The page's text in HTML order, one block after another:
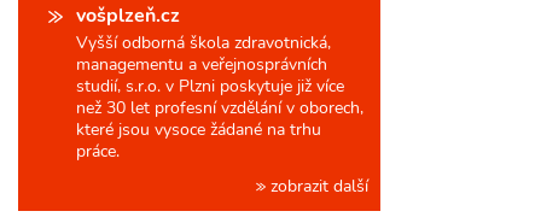
vošplzeň.cz
Vyšší odborná škola zdravotnická,
managementu a veřejnosprávních
studií, s.r.o. v Plzni poskytuje již více
než 30 let profesní vzdělání v oborech,
které jsou vysoce žádané na trhu
práce.
zobrazit další